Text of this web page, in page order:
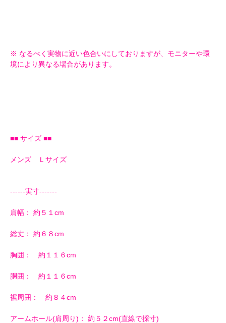
※ なるべく実物に近い色合いにしておりますが、モニターや環
境により異なる場合があります。
■■ サイズ ■■
メンズ Ｌサイズ
------実寸-------
肩幅： 約５１cm
総丈： 約６８cm
胸囲： 約１１６cm
胴囲： 約１１６cm
裾周囲： 約８４cm
アームホール(肩周り)： 約５２cm(直線で採寸)